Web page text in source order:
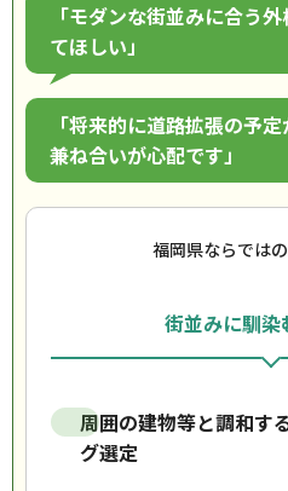
「モダンな街並みに合う
てほしい」
「将来的に道路拡張の予
兼ね合いが心配です」
福岡県ならでは
街並みに馴染
周囲の建物等と調和す
グ選定